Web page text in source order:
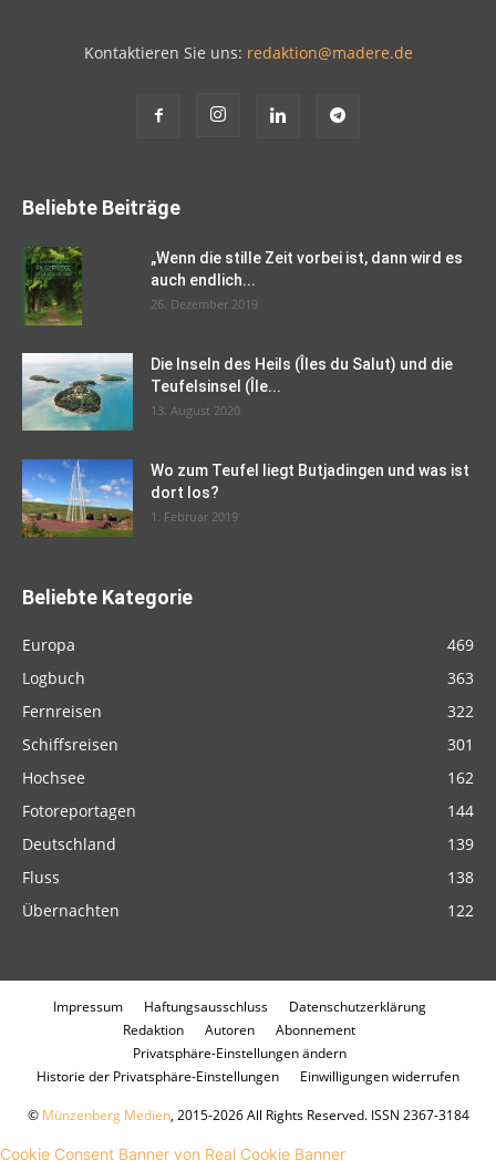
Kontaktieren Sie uns: redaktion@madere.de
Beliebte Beiträge
„Wenn die stille Zeit vorbei ist, dann wird es
auch endlich...
26. Dezember 2019
Die Inseln des Heils (Îles du Salut) und die
Teufelsinsel (Île...
13. August 2020
Wo zum Teufel liegt Butjadingen und was ist
dort los?
1. Februar 2019
Beliebte Kategorie
Europa
469
Logbuch
363
Fernreisen
322
Schiffsreisen
301
Hochsee
162
Fotoreportagen
144
Deutschland
139
Fluss
138
Übernachten
122
Impressum Haftungsausschluss
Datenschutzerklärung
Redaktion
Autoren
Abonnement
Privatsphäre-Einstellungen ändern
Historie der Privatsphäre-Einstellungen
Einwilligungen widerrufen
© Münzenberg Medien, 2015-2026 All Rights Reserved. ISSN 2367-3184
Cookie Consent Banner von Real Cookie Banner